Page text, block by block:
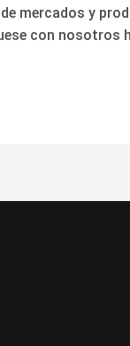
mercados y
con nosotros